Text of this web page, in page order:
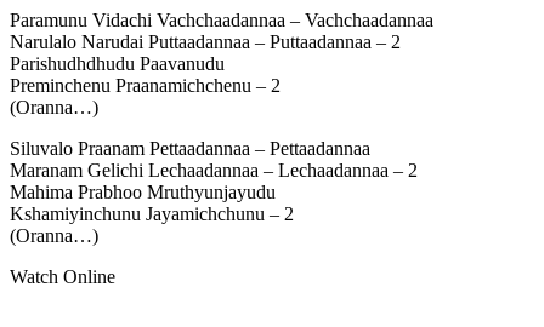
Paramunu Vidachi Vachchaadannaa – Vachchaadannaa
Narulalo Narudai Puttaadannaa – Puttaadannaa – 2
Parishudhdhudu Paavanudu
Preminchenu Praanamichchenu – 2
(Oranna…)
Siluvalo Praanam Pettaadannaa – Pettaadannaa
Maranam Gelichi Lechaadannaa – Lechaadannaa – 2
Mahima Prabhoo Mruthyunjayudu
Kshamiyinchunu Jayamichchunu – 2
(Oranna…)
Watch Online